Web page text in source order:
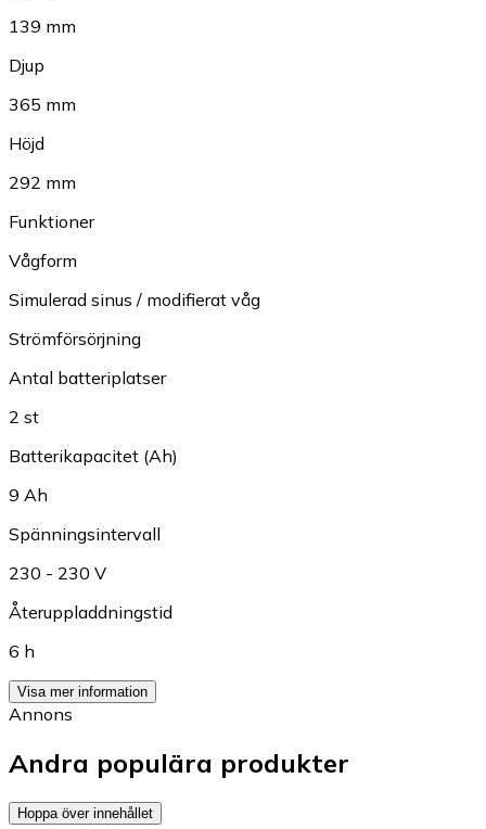
139 mm
Djup
365 mm
Höjd
292 mm
Funktioner
Vågform
Simulerad sinus / modifierat våg
Strömförsörjning
Antal batteriplatser
2 st
Batterikapacitet (Ah)
9 Ah
Spänningsintervall
230 - 230 V
Återuppladdningstid
6 h
Visa mer information
Annons
Andra populära produkter
Hoppa över innehållet